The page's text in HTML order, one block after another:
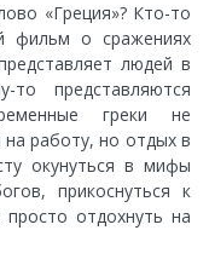
«Греция»? Кто-то
фильм о сражениях
людей в
представляются
греки не
на работу, но отдых в
окунуться в мифы
прикоснуться к
отдохнуть на